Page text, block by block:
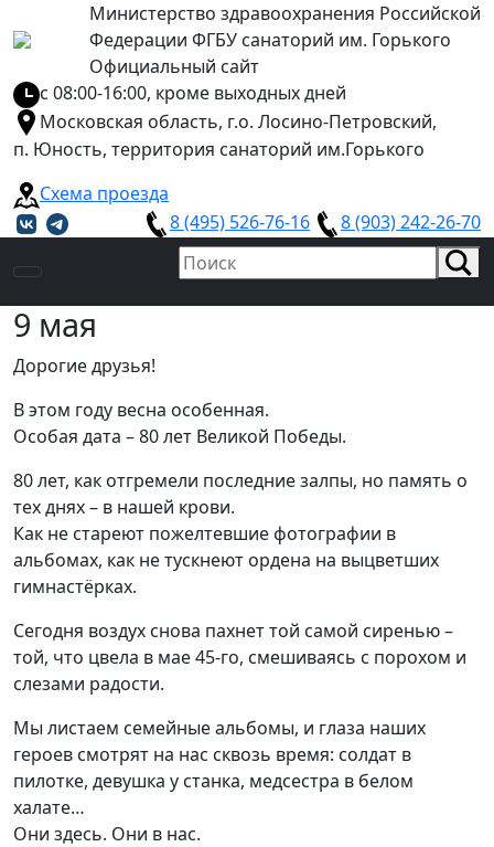
Министерство здравоохранения Российской
Федерации ФГБУ санаторий им. Горького
Официальный сайт
с 08:00-16:00, кроме выходных дней
Московская область, г.о. Лосино-Петровский,
п. Юность, территория санаторий им.Горького
Схема проезда
8 (495) 526-76-16
8 (903) 242-26-70
9 мая
Дорогие друзья!
В этом году весна особенная.
Особая дата – 80 лет Великой Победы.
80 лет, как отгремели последние залпы, но память о
тех днях – в нашей крови.
Как не стареют пожелтевшие фотографии в
альбомах, как не тускнеют ордена на выцветших
гимнастёрках.
Сегодня воздух снова пахнет той самой сиренью –
той, что цвела в мае 45-го, смешиваясь с порохом и
слезами радости.
Мы листаем семейные альбомы, и глаза наших
героев смотрят на нас сквозь время: солдат в
пилотке, девушка у станка, медсестра в белом
халате…
Они здесь. Они в нас.